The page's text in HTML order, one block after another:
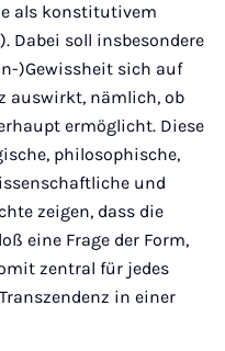
als konstitutivem
Dabei soll insbesondere
)Gewissheit sich auf
auswirkt, nämlich, ob
ermöglicht. Diese
philosophische,
und
zeigen, dass die
eine Frage der Form,
zentral für jedes
in einer